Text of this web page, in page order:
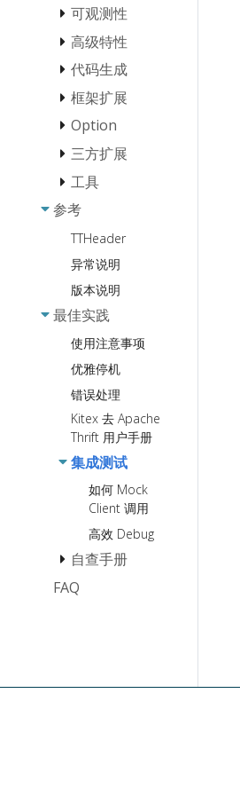
StreamX
StreamX 基
StreamX 流
中间件最佳
最佳实践
流生命周期
控制最佳实
践
StreamX 流
超时控制
流式细粒度
事件追踪
StreamX 流
编程常见问
题 QA
协议
传输协议
Streaming
序列化协
议
直连访问
连接类型
业务异常
预热
框架 RPC 信息
负载均衡
超时控制
请求重试
熔断
Fallback
限流
可观测性
埋点粒度
链路跟踪
日志
高级特性
Payload 校验
泛化调用
基本使用
Thrift-HTTP
映射的 IDL
dynamicgo
指南
使用 Thrift
反射提升泛
化调用性能
Metainfo
Server SDK化
定制框架错误处
理
出 前后定制业
Frugal
按需序列化使用
指南
请求成本度量
单 Server 多
Service
单 Server 多
Service
多 Service
多 Handler
生成
Goroutine-
Local-Storage
功能使用
Proxy 应用开发
指南
代码生成
Thriftgo 反射使
Combine
Service [已弃
码生成模板
生成引用结构体
自定义脚手架模
板
Thriftgo IDL 裁
切工具
Protoc
Validator
自定义结构体
Tags
SkipDecoder
Prutal
枚举类型检查
框架扩展
Middleware 扩
展
服务注册扩展
负载均衡扩展
监控扩展
编解码 (协议) 扩
展
传输模块扩展
Transport
扩展
元信息传递扩展
诊断模块扩展
Option
Client Option
Server Option
三方扩展
服务发现
Consul
Eureka
Nacos
Polaris
ServiceComb
Zookeeper
DNS
服务过滤
Etcd
Apollo
Nacos
File
Zookeeper
Consul
可观测性
工具
请求的 CLI 工具
参考
TTHeader
异常说明
版本说明
最佳实践
使用注意事项
优雅停机
错误处理
Kitex 去 Apache
Thrift 用户手册
集成测试
如何 Mock
Client 调用
高效 Debug
自查手册
FAQ